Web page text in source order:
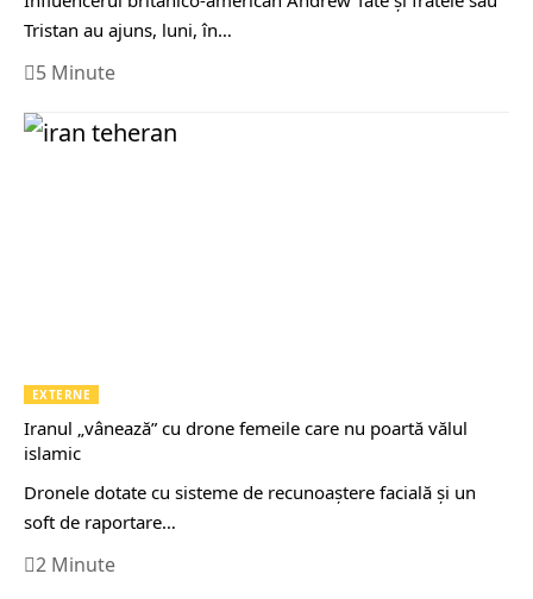
Tristan au ajuns, luni, în…
5 Minute
EXTERNE
Iranul „vânează” cu drone femeile care nu poartă vălul
islamic
Dronele dotate cu sisteme de recunoaștere facială și un
soft de raportare…
2 Minute